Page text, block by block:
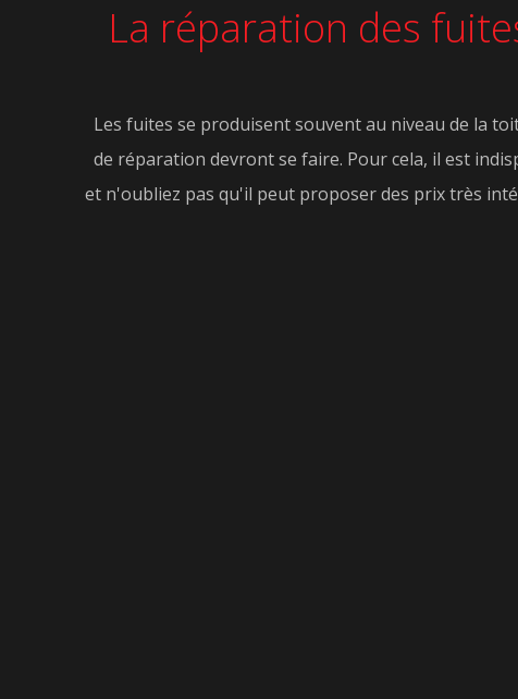
La réparation des
Les fuites se produisent souvent au niveau de la
de réparation devront se faire. Pour cela, il est
et n'oubliez pas qu'il peut proposer des prix très